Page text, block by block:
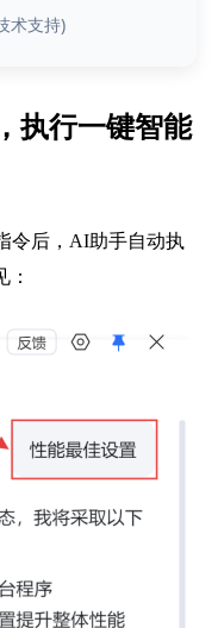
术支持)
执行一键智能
令后，AI助手自动执